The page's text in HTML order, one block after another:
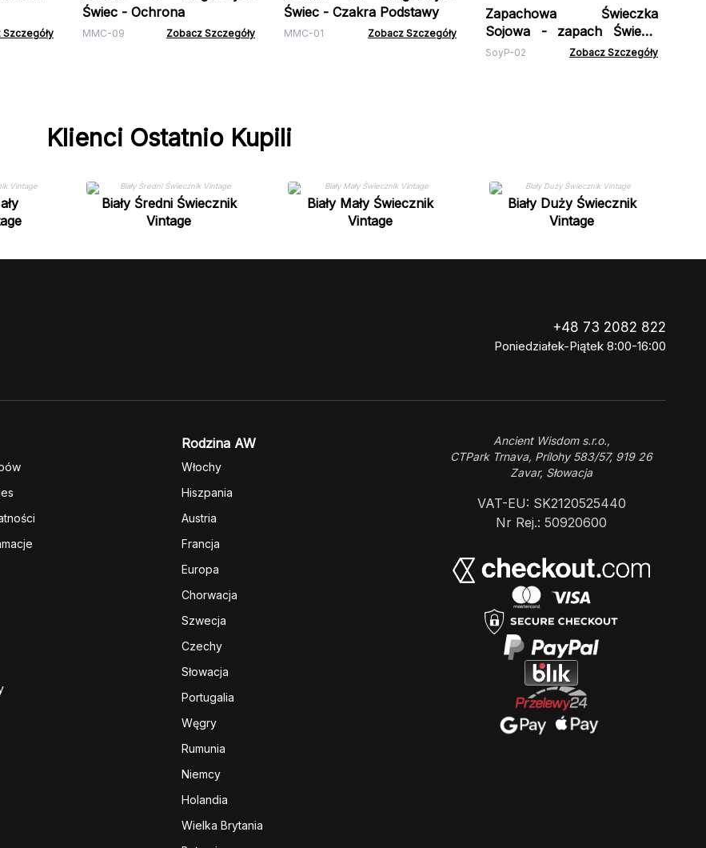
Szczegóły
Świec - Ochrona
MMC-09 Zobacz Szczegóły
Świec - Czakra Podstawy
MMC-01 Zobacz Szczegóły
Zapachowa Świeczka
Sojowa - zapach Świeżej
Pościeli
SoyP-02 Zobacz Szczegóły
Klienci Ostatnio Kupili
Biały Średni Świecznik
Vintage
Biały Mały Świecznik
Vintage
Biały Duży Świecznik
Vintage
+48 73 2082 822
Poniedziałek-Piątek 8:00-16:00
Rodzina AW
Włochy
Hiszpania
Austria
Francja
Europa
Chorwacja
Szwecja
Czechy
Słowacja
Portugalia
Węgry
Rumunia
Niemcy
Holandia
Wielka Brytania
Ancient Wisdom s.r.o.,
CTPark Trnava, Prílohy 583/57, 919 26
Zavar, Słowacja
VAT-EU: SK2120525440
Nr Rej.: 50920600